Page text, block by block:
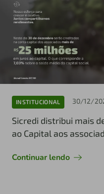
INSTITUCIONAL 30/12/
Sicredi distribui mais
ao Capital aos
Continuar lendo